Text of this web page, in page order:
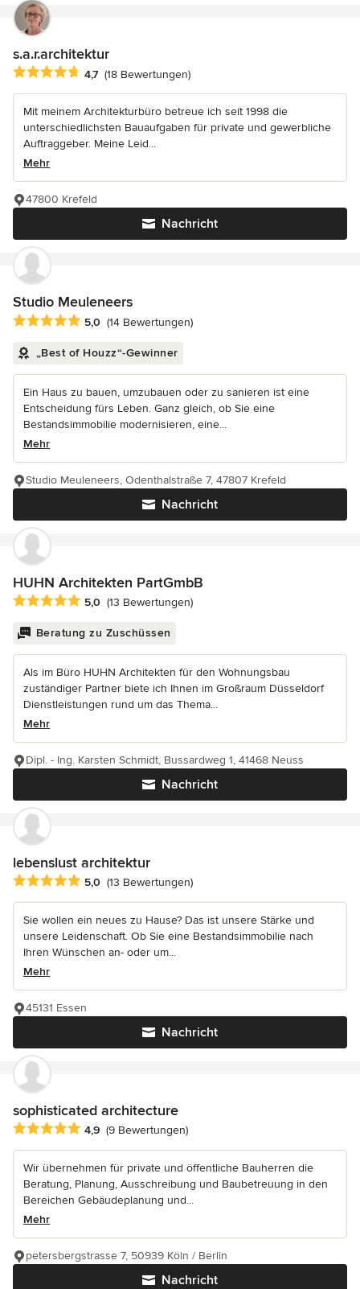
s.a.r.architektur
Durchschnittliche Bewertung: 4.7 von 5 Sternen
4,7 (18 Bewertungen)
Mit meinem Architekturbüro betreue ich seit 1998 die
unterschiedlichsten Bauaufgaben für private und gewerbliche
Auftraggeber. Meine Leid...
Mehr
Nachricht
47800 Krefeld
Studio Meuleneers
Durchschnittliche Bewertung: 5 von 5 Sternen
5,0 (14 Bewertungen)
„Best of Houzz“-Gewinner
Ein Haus zu bauen, umzubauen oder zu sanieren ist eine
Entscheidung fürs Leben. Ganz gleich, ob Sie eine
Bestandsimmobilie modernisieren, eine...
Mehr
Nachricht
Studio Meuleneers, Odenthalstraße 7, 47807 Krefeld
HUHN Architekten PartGmbB
Durchschnittliche Bewertung: 5 von 5 Sternen
5,0 (13 Bewertungen)
Beratung zu Zuschüssen
Als im Büro HUHN Architekten für den Wohnungsbau
zuständiger Partner biete ich Ihnen im Großraum Düsseldorf
Dienstleistungen rund um das Thema...
Mehr
Nachricht
Dipl. - Ing. Karsten Schmidt, Bussardweg 1, 41468 Neuss
lebenslust architektur
Durchschnittliche Bewertung: 5 von 5 Sternen
5,0 (13 Bewertungen)
Sie wollen ein neues zu Hause? Das ist unsere Stärke und
unsere Leidenschaft. Ob Sie eine Bestandsimmobilie nach
Ihren Wünschen an- oder um...
Mehr
Nachricht
45131 Essen
sophisticated architecture
Durchschnittliche Bewertung: 4.9 von 5 Sternen
4,9 (9 Bewertungen)
Wir übernehmen für private und öffentliche Bauherren die
Beratung, Planung, Ausschreibung und Baubetreuung in den
Bereichen Gebäudeplanung und...
Mehr
Nachricht
petersbergstrasse 7, 50939 Köln / Berlin